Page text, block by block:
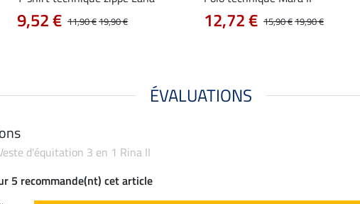
11,90 €19,90 €
9,52 € 15,90 €19,90 €
12,72 €
ÉVALUATIONS
d'équitation 3 en 1 Rina II
5 recommande(nt) cet article